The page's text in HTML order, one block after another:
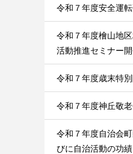
令和７年度安全運
令和７年度檜山地
活動推進セミナー
令和７年度歳末特
令和７年度神丘敬
令和７年度自治会
びに自治活動の功